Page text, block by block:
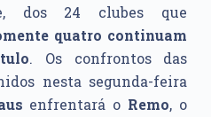
dos 24 clubes que
quatro continuam
. Os confrontos das
nesta segunda-feira
enfrentará o Remo, o